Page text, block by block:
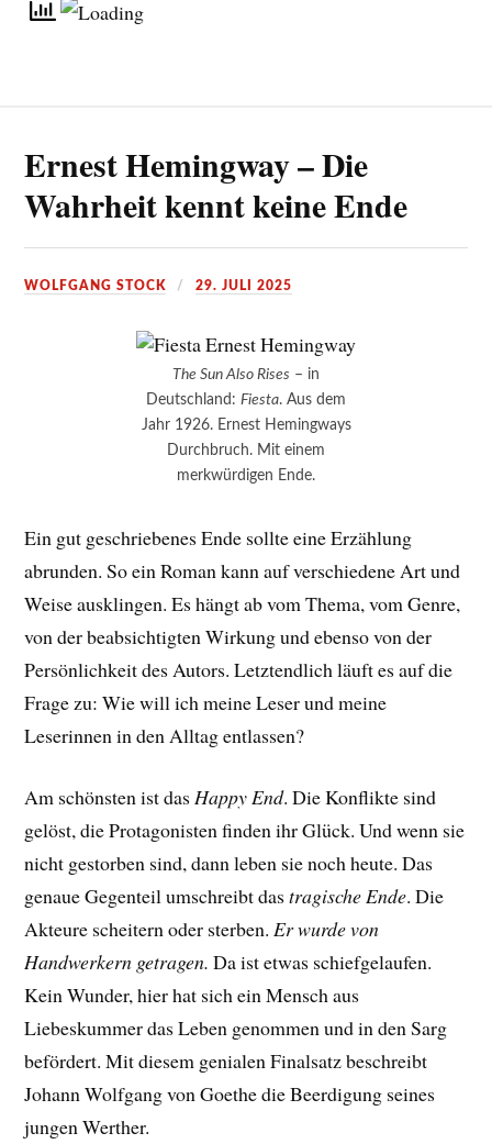
Ernest Hemingway – Die
Wahrheit kennt keine Ende
WOLFGANG STOCK 29. JULI 2025
The Sun Also Rises – in
Deutschland: Fiesta. Aus dem
Jahr 1926. Ernest Hemingways
Durchbruch. Mit einem
merkwürdigen Ende.
Ein gut geschriebenes Ende sollte eine Erzählung
abrunden. So ein Roman kann auf verschiedene Art und
Weise ausklingen. Es hängt ab vom Thema, vom Genre,
von der beabsichtigten Wirkung und ebenso von der
Persönlichkeit des Autors. Letztendlich läuft es auf die
Frage zu: Wie will ich meine Leser und meine
Leserinnen in den Alltag entlassen?
Am schönsten ist dasHappy End. Die Konflikte sind
gelöst, die Protagonisten finden ihr Glück. Und wenn sie
nicht gestorben sind, dann leben sie noch heute. Das
genaue Gegenteil umschreibt dastragische Ende. Die
Akteure scheitern oder sterben.Er wurde von
Handwerkern getragen. Da ist etwas schiefgelaufen.
Kein Wunder, hier hat sich ein Mensch aus
Liebeskummer das Leben genommen und in den Sarg
befördert. Mit diesem genialen Finalsatz beschreibt
Johann Wolfgang von Goethe die Beerdigung seines
jungen Werther.